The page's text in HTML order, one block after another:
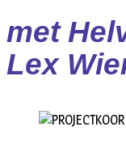
met
Lex